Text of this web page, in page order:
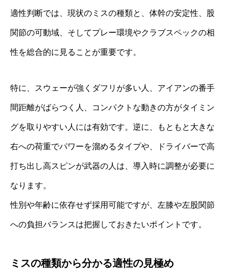
適性判断では、現状のミスの種類と、体幹の安定性、股
関節の可動域、そしてプレー環境やクラブスペックの相
性を総合的に見ることが重要です。
特に、スウェーが強くダフリが多い人、アイアンの番手
間距離がばらつく人、コンパクトな動きの方がタイミン
グを取りやすい人には有効です。逆に、もともと大きな
右への荷重でパワーを溜めるタイプや、ドライバーで高
打ち出し高スピンが武器の人は、導入時に調整が必要に
なります。
性別や年齢に依存せず採用可能ですが、左膝や左股関節
への負担バランスは把握しておきたいポイントです。
ミスの種類から分かる適性の見極め